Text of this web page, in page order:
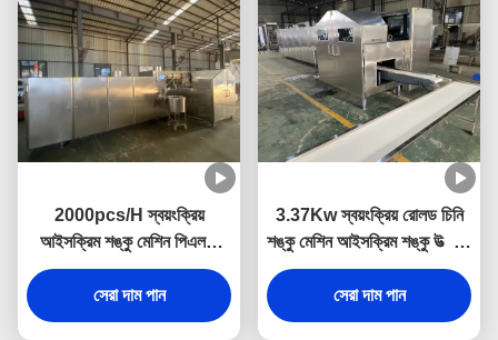
2000pcs/H স্বয়ংক্রিয়
আইসক্রিম শঙ্কু মেশিন পিএলসি
নিয়ন্ত্রণ
সেরা দাম পান
3.37Kw স্বয়ংক্রিয় রোলড চিনি
শঙ্কু মেশিন আইসক্রিম শঙ্কু উত্পাদন
প্ল্যান্ট
সেরা দাম পান